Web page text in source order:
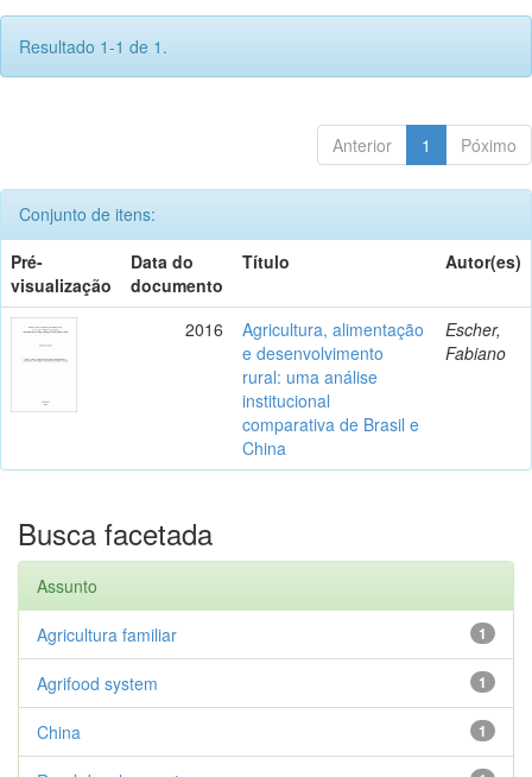
Resultado 1-1 de 1.
Anterior 1 Póximo
Conjunto de itens:
Pré-
visualização
Data do
documento
Título Autor(es)
2016
Agricultura, alimentação
e desenvolvimento
rural: uma análise
institucional
comparativa de Brasil e
China
Escher,
Fabiano
Busca facetada
Assunto
1
Agricultura familiar
1
Agrifood system
1
China